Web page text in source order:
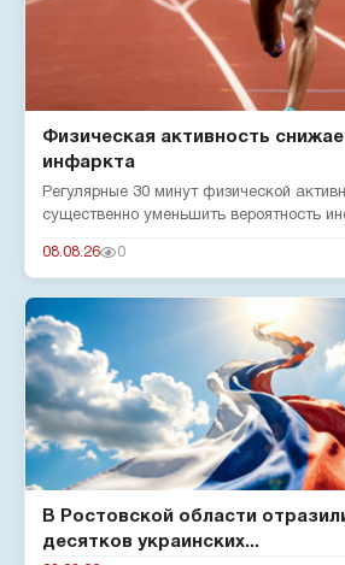
Физическая активность
инфаркта
Регулярные 30 минут физической
существенно уменьшить вероятность
08.08.26 0
В Ростовской области
десятков украинских...